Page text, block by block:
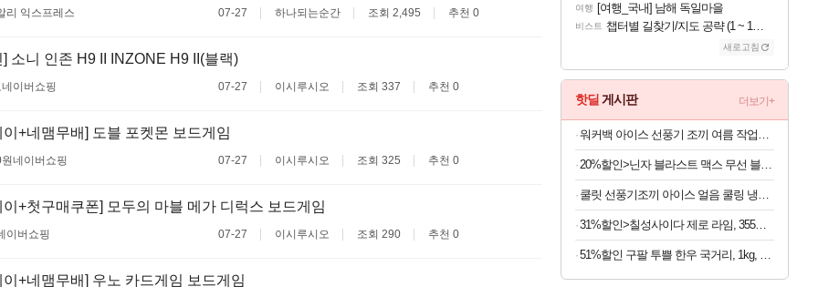
리 익스프레스 07-27 하나되는순간 조회 2,495 추천 0
소니 인존 H9 II INZONE H9 II(블랙)
네이버쇼핑 07-27 이시루시오 조회 337 추천 0
+네맴무배] 도블 포켓몬 보드게임
네이버쇼핑 07-27 이시루시오 조회 325 추천 0
+첫구매쿠폰] 모두의 마블 메가 디럭스 보드게임
이버쇼핑 07-27 이시루시오 조회 290 추천 0
+네맴무배] 우노 카드게임 보드게임
여행 [여행_국내] 남해 독일마을
비스트 챕터별 길찾기/지도 공략 (1 ~ 12장)
새로고침
핫딜 게시판 더보기+
워커백 아이스 선풍기 조끼 여름 작업복 폭염 냉풍 쿨 낚시 등산 캠핑 에어컨조끼(아이스팩포함)
20%할인>닌자 블라스트 맥스 무선 블렌더 BC251KR, 플래티넘실버, 1개
쿨릿 선풍기조끼 아이스 얼음 쿨링 냉풍 여름 조끼
31%할인>칠성사이다 제로 라임, 355ml, 48개
51%할인 구팔 투쁠 한우 국거리, 1kg, 1개